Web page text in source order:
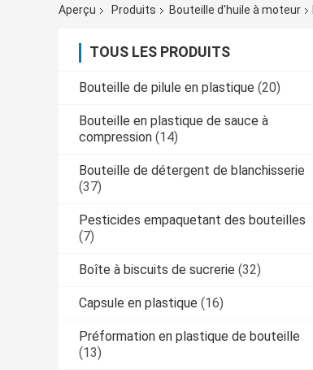
Aperçu Produits Bouteille d'huile à moteur
TOUS LES PRODUITS
Bouteille de pilule en plastique (20)
Bouteille en plastique de sauce à
compression (14)
Bouteille de détergent de blanchisserie
(37)
Pesticides empaquetant des bouteilles
(7)
Boîte à biscuits de sucrerie (32)
Capsule en plastique (16)
Préformation en plastique de bouteille
(13)